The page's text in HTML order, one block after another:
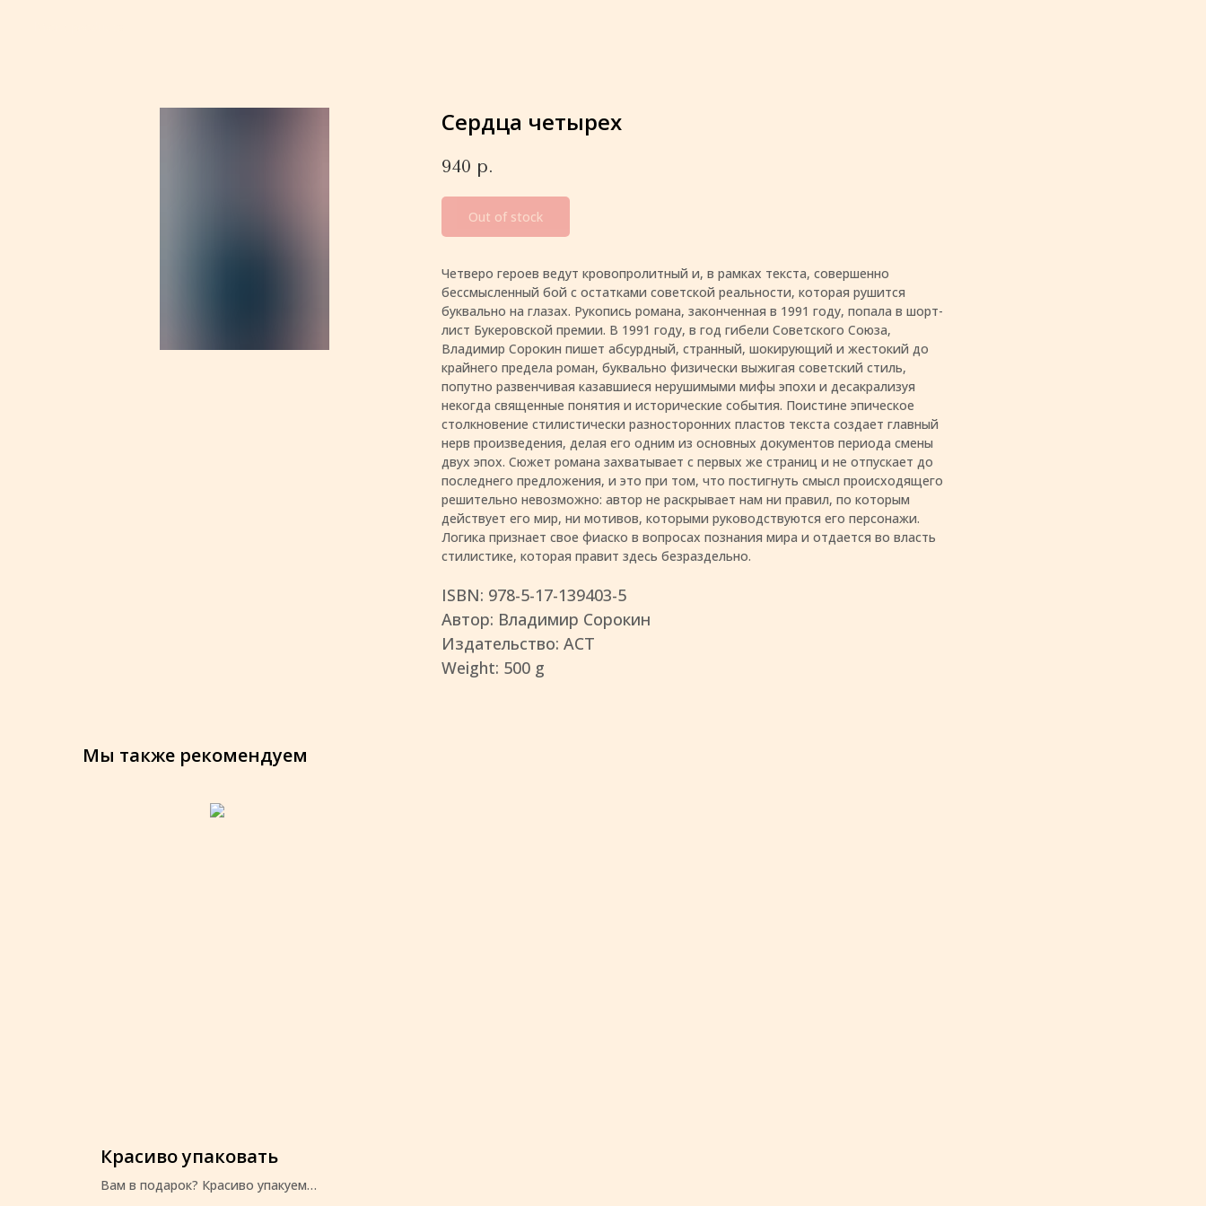
Сердца четырех
940 р.
Out of stock
Четверо героев ведут кровопролитный и, в рамках текста, совершенно
бессмысленный бой с остатками советской реальности, которая рушится
буквально на глазах. Рукопись романа, законченная в 1991 году, попала в шорт-
лист Букеровской премии. В 1991 году, в год гибели Советского Союза,
Владимир Сорокин пишет абсурдный, странный, шокирующий и жестокий до
крайнего предела роман, буквально физически выжигая советский стиль,
попутно развенчивая казавшиеся нерушимыми мифы эпохи и десакрализуя
некогда священные понятия и исторические события. Поистине эпическое
столкновение стилистически разносторонних пластов текста создает главный
нерв произведения, делая его одним из основных документов периода смены
двух эпох. Сюжет романа захватывает с первых же страниц и не отпускает до
последнего предложения, и это при том, что постигнуть смысл происходящего
решительно невозможно: автор не раскрывает нам ни правил, по которым
действует его мир, ни мотивов, которыми руководствуются его персонажи.
Логика признает свое фиаско в вопросах познания мира и отдается во власть
стилистике, которая правит здесь безраздельно.
ISBN: 978-5-17-139403-5
Автор: Владимир Сорокин
Издательство: АСТ
Weight: 500 g
Мы также рекомендуем
Красиво упаковать
Вам в подарок? Красиво упакуем